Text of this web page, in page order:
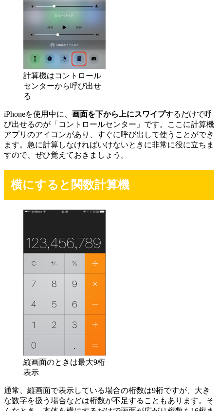
計算機はコントロール
センターから呼び出せ
る
iPhoneを使用中に、 画面を下から上にスワイプするだけで呼
び出せるのが「コントロールセンター」です。ここに計算機
アプリのアイコンがあり、すぐに呼び出して使うことができ
ます。急に計算しなければいけないときに非常に役に立ちま
すので、ぜひ覚えておきましょう。
横にすると関数計算機
縦画面のときは最大9桁
表示
通常、縦画面で表示している場合の桁数は9桁ですが、大き
な数字を扱う場合などは桁数が不足することもあります。そ